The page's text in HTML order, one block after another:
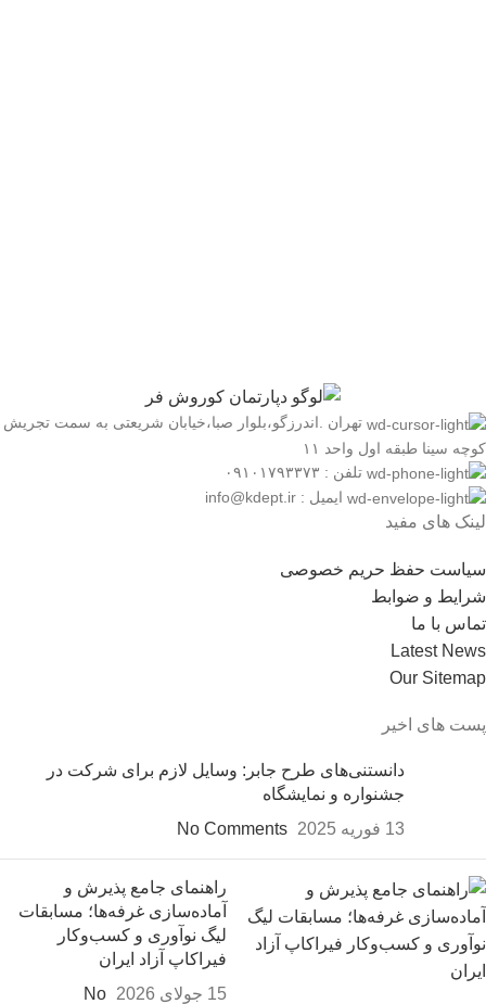
تهران .اندرزگو،بلوار صبا،خیابان شریعتی به سمت تجریش
کوچه سینا طبقه اول واحد ۱۱
تلفن : ۰۹۱۰۱۷۹۳۳۷۳
ایمیل : info@kdept.ir
لینک های مفید
سیاست حفظ حریم خصوصی
شرایط و ضوابط
تماس با ما
Latest News
Our Sitemap
پست های اخیر
دانستنی‌های طرح جابر: وسایل لازم برای شرکت در
جشنواره و نمایشگاه
13 فوریه 2025
No Comments
راهنمای جامع پذیرش و
آماده‌سازی غرفه‌ها؛ مسابقات
لیگ نوآوری و کسب‌وکار
فیراکاپ آزاد ایران
15 جولای 2026
No